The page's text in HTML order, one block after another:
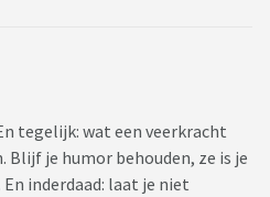
tegelijk: wat een veerkracht
Blijf je humor behouden, ze is je
inderdaad: laat je niet